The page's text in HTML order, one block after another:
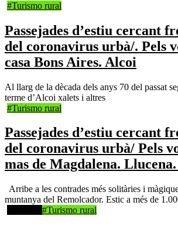
#Turismo rural
Passejades d’estiu cercant
del coronavirus urbà/. Pels
casa Bons Aires. Alcoi
Al llarg de la dècada dels anys 70 del passat
terme d’Alcoi xalets i altres
#Turismo rural
Passejades d’estiu cercant
del coronavirus urbà/ Pels
mas de Magdalena.
Arribe a les contrades més solitàries i
muntanya del Remolcador. Estic a més de
#Turismo rural